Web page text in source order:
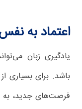
اعتماد به
یادگیری زبان
باشد. برای بسیاری
فرصت‌های جدید،